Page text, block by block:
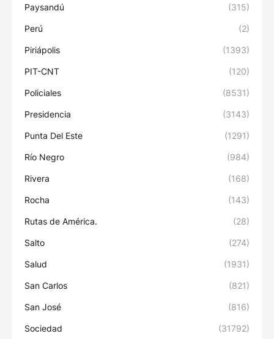
Paysandú (315)
Perú (2)
Piriápolis (1393)
PIT-CNT (120)
Policiales (8531)
Presidencia (3143)
Punta Del Este (1291)
Río Negro (984)
Rivera (168)
Rocha (143)
Rutas de América. (28)
Salto (274)
Salud (1931)
San Carlos (821)
San José (816)
Sociedad (31792)